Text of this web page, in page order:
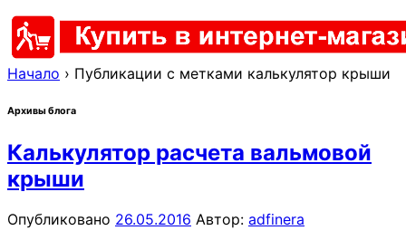
Начало › Публикации с метками калькулятор крыши
Архивы блога
Калькулятор расчета вальмовой
крыши
Опубликовано 26.05.2016 Автор: adfinera